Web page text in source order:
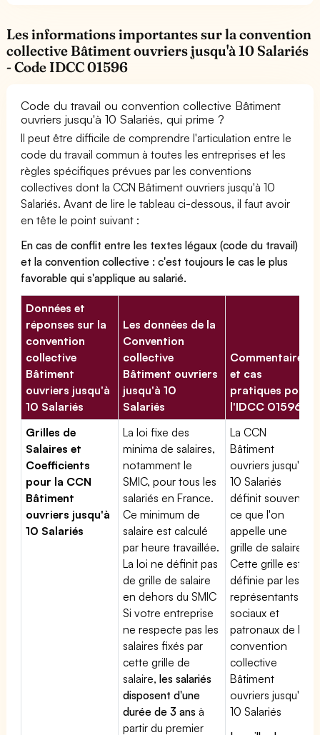
Les informations importantes sur la convention
collective Bâtiment ouvriers jusqu'à 10 Salariés
- Code IDCC 01596
Code du travail ou convention collective Bâtiment
ouvriers jusqu'à 10 Salariés, qui prime ?
Il peut être difficile de comprendre l'articulation entre le
code du travail commun à toutes les entreprises et les
règles spécifiques prévues par les conventions
collectives dont la CCN Bâtiment ouvriers jusqu'à 10
Salariés. Avant de lire le tableau ci-dessous, il faut avoir
en tête le point suivant :
En cas de conflit entre les textes légaux (code du travail)
et la convention collective : c'est toujours le cas le plus
favorable qui s'applique au salarié.
Données et
réponses sur la
convention
collective
Bâtiment
ouvriers jusqu'à
10 Salariés
Les données de la
Convention
collective
Bâtiment ouvriers
jusqu'à 10
Salariés
Commentaires
et cas
pratiques pour
l'IDCC 01596
Grilles de
Salaires et
Coefficients
pour la CCN
Bâtiment
ouvriers jusqu'à
10 Salariés
La loi fixe des
minima de salaires,
notamment le
SMIC, pour tous les
salariés en France.
Ce minimum de
salaire est calculé
par heure travaillée.
La loi ne définit pas
de grille de salaire
en dehors du SMIC
Si votre entreprise
ne respecte pas les
salaires fixés par
cette grille de
salaire,les salariés
disposent d'une
durée de 3 ans à
partir du premier
La CCN
Bâtiment
ouvriers jusqu'à
10 Salariés
définit souvent
ce que l'on
appelle une
grille de salaires.
Cette grille est
définie par les
représentants
sociaux et
patronaux de la
convention
collective
Bâtiment
ouvriers jusqu'à
10 Salariés